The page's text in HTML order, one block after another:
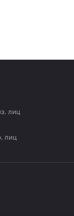
лиц
лиц